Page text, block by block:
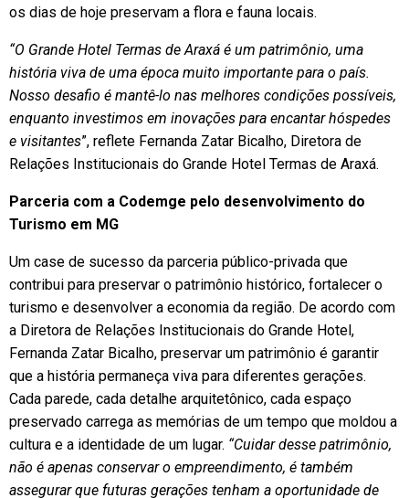
os dias de hoje preservam a flora e fauna locais.
“O Grande Hotel Termas de Araxá é um patrimônio, uma
história viva de uma época muito importante para o país.
Nosso desafio é mantê-lo nas melhores condições possíveis,
enquanto investimos em inovações para encantar hóspedes
e visitantes”, reflete Fernanda Zatar Bicalho, Diretora de
Relações Institucionais do Grande Hotel Termas de Araxá.
Parceria com a Codemge pelo desenvolvimento do
Turismo em MG
Um case de sucesso da parceria público-privada que
contribui para preservar o patrimônio histórico, fortalecer o
turismo e desenvolver a economia da região. De acordo com
a Diretora de Relações Institucionais do Grande Hotel,
Fernanda Zatar Bicalho, preservar um patrimônio é garantir
que a história permaneça viva para diferentes gerações.
Cada parede, cada detalhe arquitetônico, cada espaço
preservado carrega as memórias de um tempo que moldou a
cultura e a identidade de um lugar. “Cuidar desse patrimônio,
não é apenas conservar o empreendimento, é também
assegurar que futuras gerações tenham a oportunidade de